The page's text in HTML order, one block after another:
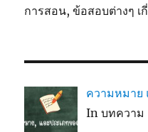
การสอน, ข้อสอบต่างๆ เ
ความหมาย
In บทความ